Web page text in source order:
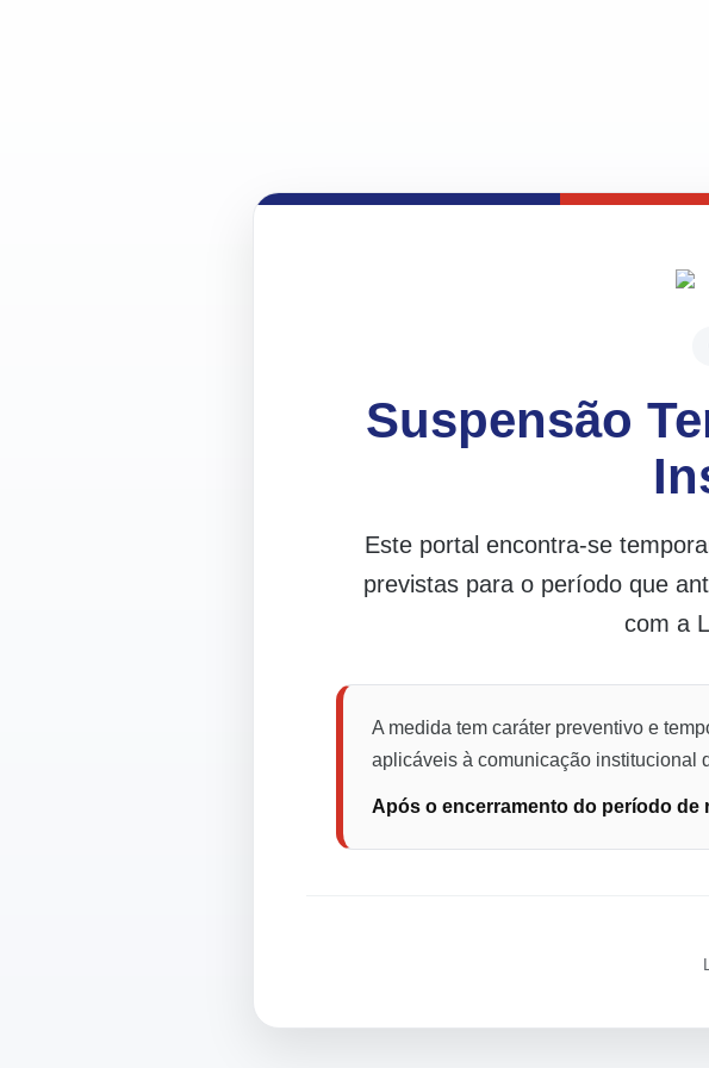
Suspensão
Este portal encontra-se
previstas para o período que
com a
A medida tem caráter preventivo e
aplicáveis à comunicação institucional
Após o encerramento do período de